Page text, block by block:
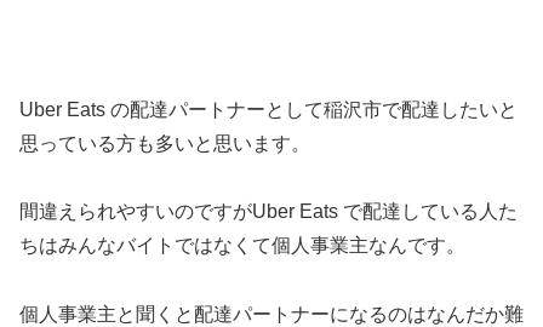
Uber Eats の配達パートナーとして稲沢市で配達したいと
思っている方も多いと思います。
間違えられやすいのですがUber Eats で配達している人た
ちはみんなバイトではなくて個人事業主なんです。
個人事業主と聞くと配達パートナーになるのはなんだか難